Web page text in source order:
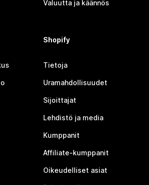
Valuutta ja käännös
Shopify
Tietoja
Uramahdollisuudet
Sijoittajat
Lehdistö ja media
Kumppanit
Affiliate-kumppanit
Oikeudelliset asiat